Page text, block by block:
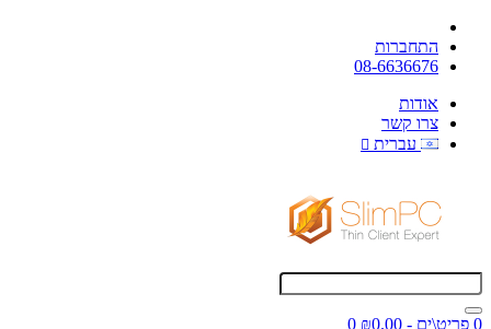
התחברות
08-6636676
אודות
צרו קשר
עברית
0 פריט\ים - ₪0.00
0